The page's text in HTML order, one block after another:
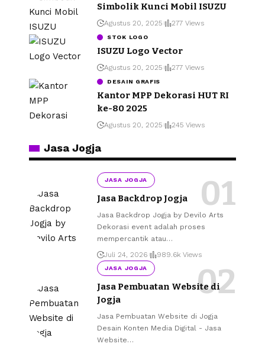
Simbolik Kunci Mobil ISUZU
Agustus 20, 2025 277 Views
STOK LOGO
ISUZU Logo Vector
Agustus 20, 2025 277 Views
DESAIN GRAFIS
Kantor MPP Dekorasi HUT RI
ke-80 2025
Agustus 20, 2025 245 Views
Jasa Jogja
JASA JOGJA
Jasa Backdrop Jogja
Jasa Backdrop Jogja by Devilo Arts
Dekorasi event adalah proses
mempercantik atau…
Juli 24, 2026
989.6k Views
JASA JOGJA
Jasa Pembuatan Website di
Jogja
Jasa Pembuatan Website di Jogja
Desain Konten Media Digital - Jasa
Website…